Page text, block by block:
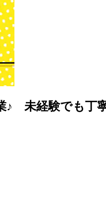
♪ 未経験でも丁